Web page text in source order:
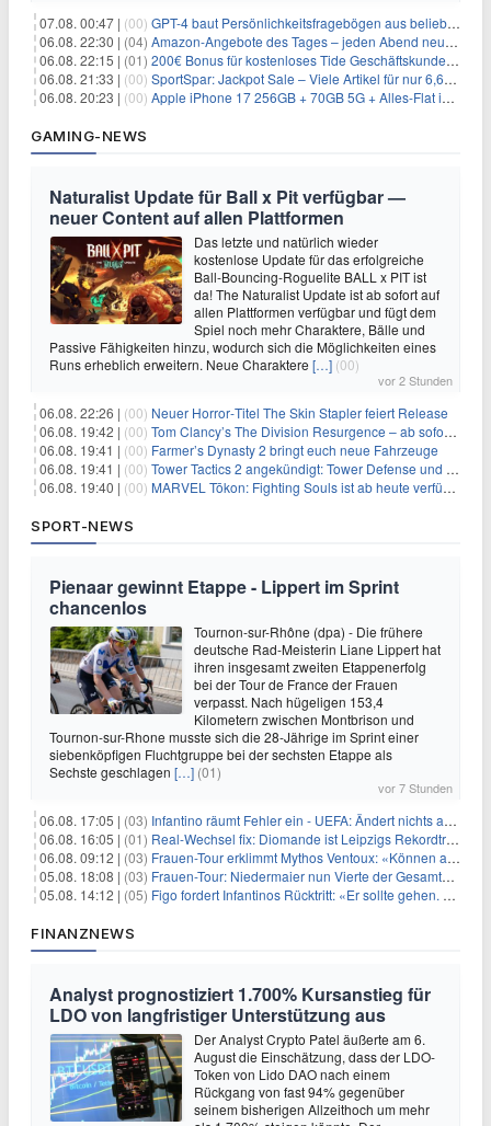
07.08. 00:47 | (00) GPT-4 baut Persönlichkeitsfragebögen aus beliebigen Texten und sagt Antworten voraus
06.08. 22:30 | (04) Amazon-Angebote des Tages – jeden Abend neue Deals zum Stöbern
06.08. 22:15 | (01) 200€ Bonus für kostenloses Tide Geschäftskundenkonto
06.08. 21:33 | (00) SportSpar: Jackpot Sale – Viele Artikel für nur 6,66€ – nur 48 Stunden
06.08. 20:23 | (00) Apple iPhone 17 256GB + 70GB 5G + Alles-Flat im Vodafone-Netz für 34,99€/Monat – eff. 4,65€/Monat
GAMING-NEWS
Naturalist Update für Ball x Pit verfügbar —
neuer Content auf allen Plattformen
Das letzte und natürlich wieder
kostenlose Update für das erfolgreiche
Ball-Bouncing-Roguelite BALL x PIT ist
da! The Naturalist Update ist ab sofort auf
allen Plattformen verfügbar und fügt dem
Spiel noch mehr Charaktere, Bälle und
Passive Fähigkeiten hinzu, wodurch sich die Möglichkeiten eines
Runs erheblich erweitern. Neue Charaktere […] (00)
vor 2 Stunden
06.08. 22:26 | (00) Neuer Horror‑Titel The Skin Stapler feiert Release
06.08. 19:42 | (00) Tom Clancy’s The Division Resurgence – ab sofort für euch verfügbar
06.08. 19:41 | (00) Farmer’s Dynasty 2 bringt euch neue Fahrzeuge
06.08. 19:41 | (00) Tower Tactics 2 angekündigt: Tower Defense und Deckbuilding Kombo kehrt zurück
06.08. 19:40 | (00) MARVEL Tōkon: Fighting Souls ist ab heute verfügbar
SPORT-NEWS
Pienaar gewinnt Etappe - Lippert im Sprint
chancenlos
Tournon-sur-Rhône (dpa) - Die frühere
deutsche Rad-Meisterin Liane Lippert hat
ihren insgesamt zweiten Etappenerfolg
bei der Tour de France der Frauen
verpasst. Nach hügeligen 153,4
Kilometern zwischen Montbrison und
Tournon-sur-Rhone musste sich die 28-Jährige im Sprint einer
siebenköpfigen Fluchtgruppe bei der sechsten Etappe als
Sechste geschlagen […] (01)
vor 7 Stunden
06.08. 17:05 | (03) Infantino räumt Fehler ein - UEFA: Ändert nichts an Boykott
06.08. 16:05 | (01) Real-Wechsel fix: Diomande ist Leipzigs Rekordtransfer
06.08. 09:12 | (03) Frauen-Tour erklimmt Mythos Ventoux: «Können alles schaffen»
05.08. 18:08 | (03) Frauen-Tour: Niedermaier nun Vierte der Gesamtwertung
05.08. 14:12 | (05) Figo fordert Infantinos Rücktritt: «Er sollte gehen. Jetzt»
FINANZNEWS
Analyst prognostiziert 1.700% Kursanstieg für
LDO von langfristiger Unterstützung aus
Der Analyst Crypto Patel äußerte am 6.
August die Einschätzung, dass der LDO-
Token von Lido DAO nach einem
Rückgang von fast 94% gegenüber
seinem bisherigen Allzeithoch um mehr